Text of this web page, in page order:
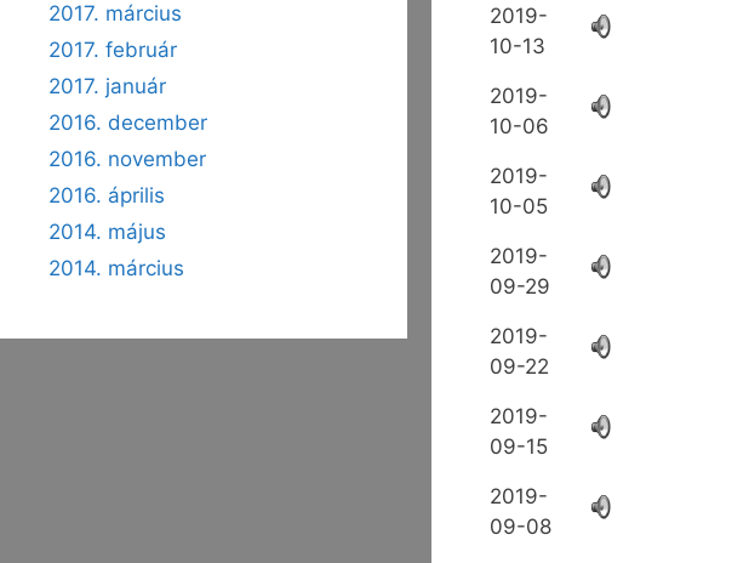
2019-
10-13
2019-
10-06
2019-
10-05
2019-
09-29
2019-
09-22
2019-
09-15
2019-
09-08
2017. március
2017. február
2017. január
2016. december
2016. november
2016. április
2014. május
2014. március